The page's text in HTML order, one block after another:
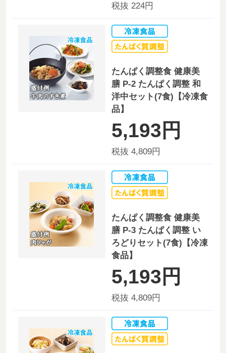
税抜 224円
たんぱく調整食 健康美
膳 P-2 たんぱく調整 和
洋中セット(7食)【冷凍食
品】
5,193円
税抜 4,809円
たんぱく調整食 健康美
膳 P-3 たんぱく調整 い
ろどりセット(7食)【冷凍
食品】
5,193円
税抜 4,809円